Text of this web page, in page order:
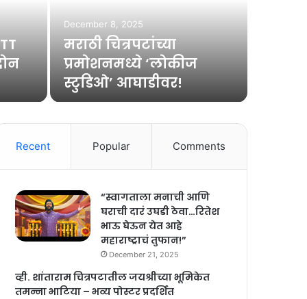
December 8, 2025
मराठी चित्रपटांच्या
प्रमोशनमध्ये ‘लोकीज
स्टुडिओ’ आघाडीवर!
Recent Popular Comments
“स्वागताला मनाची आणि
घराची दारं उघडी ठेवा…रितेश
भाऊ घेऊन येत आहे
महाराष्ट्राचं तुफान!”
December 21, 2025
व्ही. शांताराम चित्रपटातील जयश्रीच्या भूमिकेत
तमन्ना भाटिया – भव्य पोस्टर प्रदर्शित